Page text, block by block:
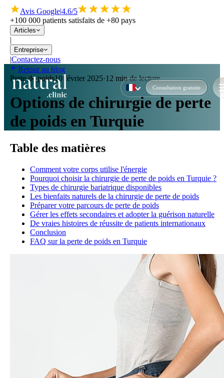
Avis Google|4.6/5
+100 000 patients satisfaits de +80 pays
Articles
|
Entreprise
|Contactez-nous
Consultation gratuite
Retour au blog
Perte de poids10 février 2025·12 min de lecture
Options de chirurgie de perte
de poids en Turquie
Table des matières
Comment votre corps utilise l'énergie
Pourquoi choisir la chirurgie de perte de poids en Turquie ?
Types de chirurgie bariatrique disponibles
Les bienfaits naturels de la chirurgie de perte de poids
Préparer votre parcours de perte de poids
Gérer les effets secondaires et adopter la guérison naturelle
De vraies histoires de réussite de patients internationaux
Conclusion
FAQ sur la perte de poids en Turquie